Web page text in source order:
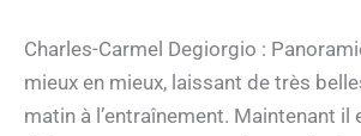
Charles-Carmel Degiorgio :
mieux en mieux, laissant de très
matin à l’entraînement. Maintenant il